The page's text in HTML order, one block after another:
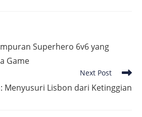
Superhero 6v6 yang
Game
Next Post
Menyusuri Lisbon dari Ketinggian